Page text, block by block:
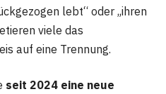
lebt“ oder „ihren
viele das
auf eine Trennung.
seit 2024 eine neue